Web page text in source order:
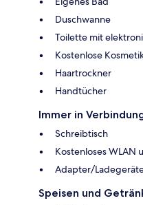
Duschwanne
Toilette mit
Kostenlose
Haartrockner
Handtücher
Immer in
Schreibtisch
Kostenloses WLAN
Adapter/
Speisen und